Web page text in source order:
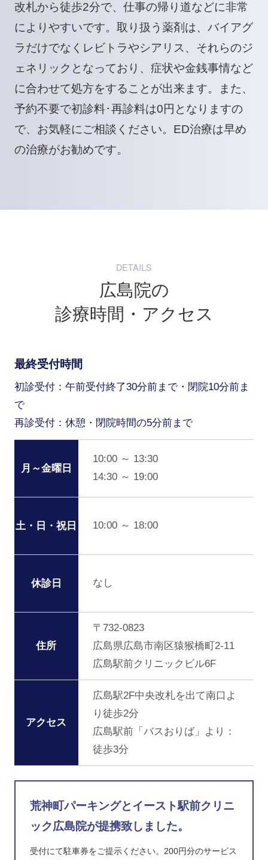
改札から徒歩2分で、仕事の帰り道などに非常
によりやすいです。取り扱う薬剤は、バイアグ
ラだけでなくレビトラやシアリス、それらのジ
ェネリックとなっており、症状や金銭事情など
に合わせて処方をすることが出来ます。また、
予約不要で初診料･再診料は0円となりますの
で、お気軽にご相談ください。ED治療は早め
の治療がお勧めです。
DETAILS
広島院の
診療時間・アクセス
最終受付時間
初診受付：午前受付終了30分前まで・閉院10分前ま
で
再診受付：休憩・閉院時間の5分前まで
月～金曜日
10:00 ～ 13:30
14:30 ～ 19:00
土・日・祝日 10:00 ～ 18:00
休診日 なし
住所
〒732-0823
広島県広島市南区猿猴橋町2-11
広島駅前クリニックビル6F
アクセス
広島駅2F中央改札を出て南口よ
り徒歩2分
広島駅前「バスおりば」より：
徒歩3分
荒神町パーキングとイースト駅前クリニ
ック広島院が提携致しました。
受付にて駐車券をご提示ください。200円分のサービス